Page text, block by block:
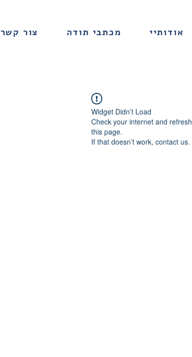
אודותיי מכתבי תודה צור קשר
Widget Didn’t Load
Check your internet and refresh
this page.
If that doesn’t work, contact us.